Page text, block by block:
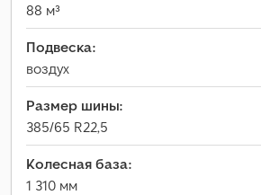
88 м³
Подвеска:
воздух
Размер шины:
385/65 R22,5
Колесная база:
1 310 мм